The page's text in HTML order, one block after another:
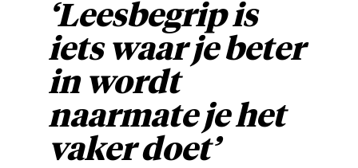
‘Leesbegrip is
iets waar je beter
in wordt
naarmate je het
vaker doet’